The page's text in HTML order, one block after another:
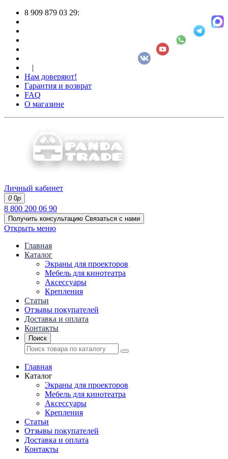
8 909 879 03 29:
|
Нам доверяют!
Гарантия и возврат
FAQ
О магазине
Личный кабинет
0 0р
8 800 200 06 90
Получить консультацию Связаться с нами
Открыть меню
Главная
Каталог
Экраны для проекторов
Mебель для кинотеатра
Аксессуары
Крепления
Статьи
Отзывы покупателей
Доставка и оплата
Контакты
Поиск
Главная
Каталог
Экраны для проекторов
Mебель для кинотеатра
Аксессуары
Крепления
Статьи
Отзывы покупателей
Доставка и оплата
Контакты